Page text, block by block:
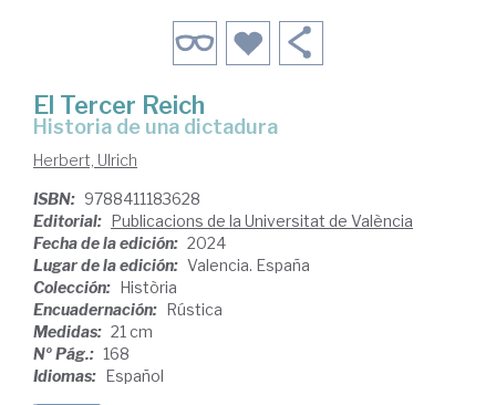
El Tercer Reich
historia de una dictadura
Herbert, Ulrich
ISBN: 9788411183628
Editorial: Publicacions de la Universitat de València
Fecha de la edición: 2024
Lugar de la edición: Valencia. España
Colección: Història
Encuadernación: Rústica
Medidas: 21 cm
Nº Pág.: 168
Idiomas: Español